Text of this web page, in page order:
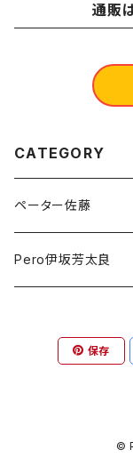
通販
CATEGORY
ペーター佐藤
Pero伊坂芳太良
保存
©